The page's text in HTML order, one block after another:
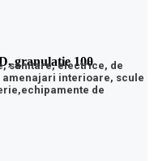
sanitare, electrice, de
interioare, scule
de